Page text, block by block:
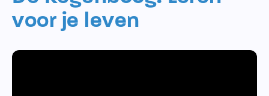
voor je leven